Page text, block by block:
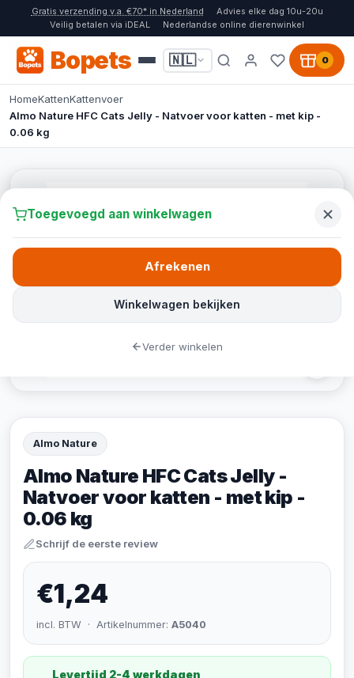
Gratis verzending v.a. €70* in Nederland
Advies elke dag 10u-20u
Veilig betalen via iDEAL
Nederlandse online dierenwinkel
Bopets 🇳🇱 0
HomeKattenKattenvoer
Almo Nature HFC Cats Jelly - Natvoer voor katten - met kip -
0.06 kg
Almo Nature
Almo Nature HFC Cats Jelly -
Natvoer voor katten - met kip -
0.06 kg
Schrijf de eerste review
€1,24
incl. BTW · Artikelnummer: A5040
Levertijd 2-4 werkdagen
Toegevoegd aan winkelwagen
Winkelwagen bekijken
Afrekenen
Verder winkelen